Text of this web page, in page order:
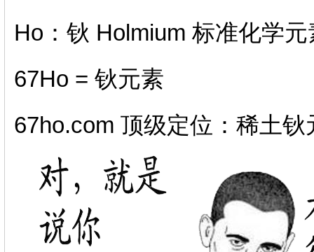
Ho：钬 Holmium 标准化学
67Ho = 钬元素
67ho.com 顶级定位：稀土